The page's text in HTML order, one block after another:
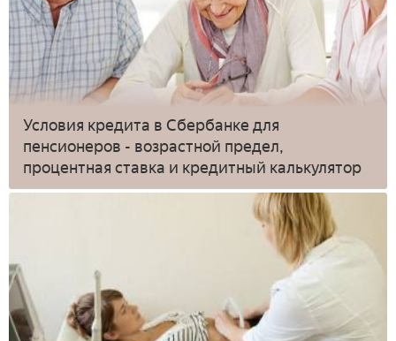
Условия кредита в Сбербанке для
пенсионеров - возрастной предел,
процентная ставка и кредитный калькулятор